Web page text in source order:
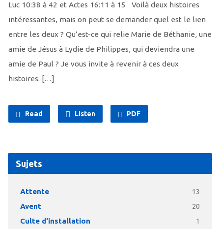
Luc 10:38 à 42 et Actes 16:11 à 15 Voilà deux histoires
intéressantes, mais on peut se demander quel est le lien
entre les deux ? Qu’est-ce qui relie Marie de Béthanie, une
amie de Jésus à Lydie de Philippes, qui deviendra une
amie de Paul ? Je vous invite à revenir à ces deux
histoires. […]
Read Listen PDF
Sujets
Attente 13
Avent 20
Culte d'installation 1